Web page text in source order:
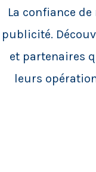
La confiance
publicité.
et partenaires
leurs